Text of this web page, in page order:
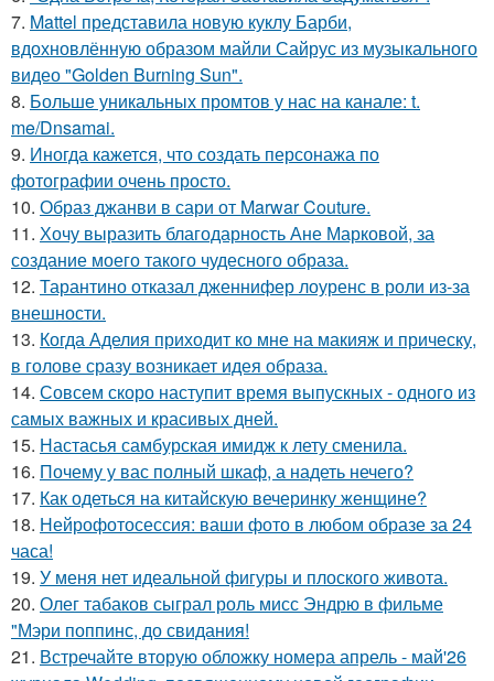
7. Mattel представила новую куклу Барби,
вдохновлённую образом майли Сайрус из музыкального
видео "Golden Burning Sun".
8. Больше уникальных промтов у нас на канале: t.
me/Dnsamai.
9. Иногда кажется, что создать персонажа по
фотографии очень просто.
10. Образ джанви в сари от Marwar Couture.
11. Хочу выразить благодарность Ане Марковой, за
создание моего такого чудесного образа.
12. Тарантино отказал дженнифер лоуренс в роли из-за
внешности.
13. Когда Аделия приходит ко мне на макияж и прическу,
в голове сразу возникает идея образа.
14. Совсем скоро наступит время выпускных - одного из
самых важных и красивых дней.
15. Настасья самбурская имидж к лету сменила.
16. Почему у вас полный шкаф, а надеть нечего?
17. Как одеться на китайскую вечеринку женщине?
18. Нейрофотосессия: ваши фото в любом образе за 24
часа!
19. У меня нет идеальной фигуры и плоского живота.
20. Олег табаков сыграл роль мисс Эндрю в фильме
"Мэри поппинс, до свидания!
21. Встречайте вторую обложку номера апрель - май'26